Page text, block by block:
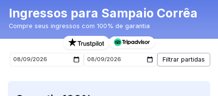
Ingressos para Sampaio Corrêa
Compre seus ingressos com 100% de garantia
Ingressos para o próximo jogo de Sampaio Corrêa